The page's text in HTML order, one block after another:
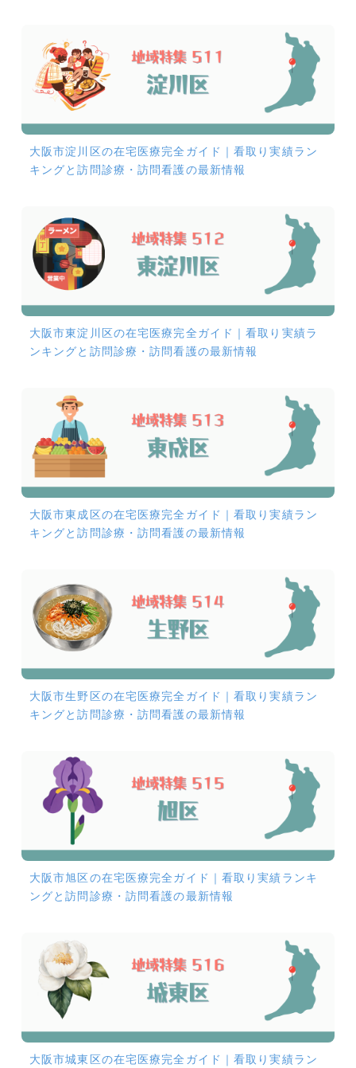
大阪市淀川区の在宅医療完全ガイド｜看取り実績ラン
キングと訪問診療・訪問看護の最新情報
大阪市東淀川区の在宅医療完全ガイド｜看取り実績ラ
ンキングと訪問診療・訪問看護の最新情報
大阪市東成区の在宅医療完全ガイド｜看取り実績ラン
キングと訪問診療・訪問看護の最新情報
大阪市生野区の在宅医療完全ガイド｜看取り実績ラン
キングと訪問診療・訪問看護の最新情報
大阪市旭区の在宅医療完全ガイド｜看取り実績ランキ
ングと訪問診療・訪問看護の最新情報
大阪市城東区の在宅医療完全ガイド｜看取り実績ラン